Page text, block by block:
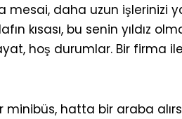
mesai, daha uzun işlerinizi
kısası, bu senin yıldız
hoş durumlar. Bir firma
minibüs, hatta bir araba